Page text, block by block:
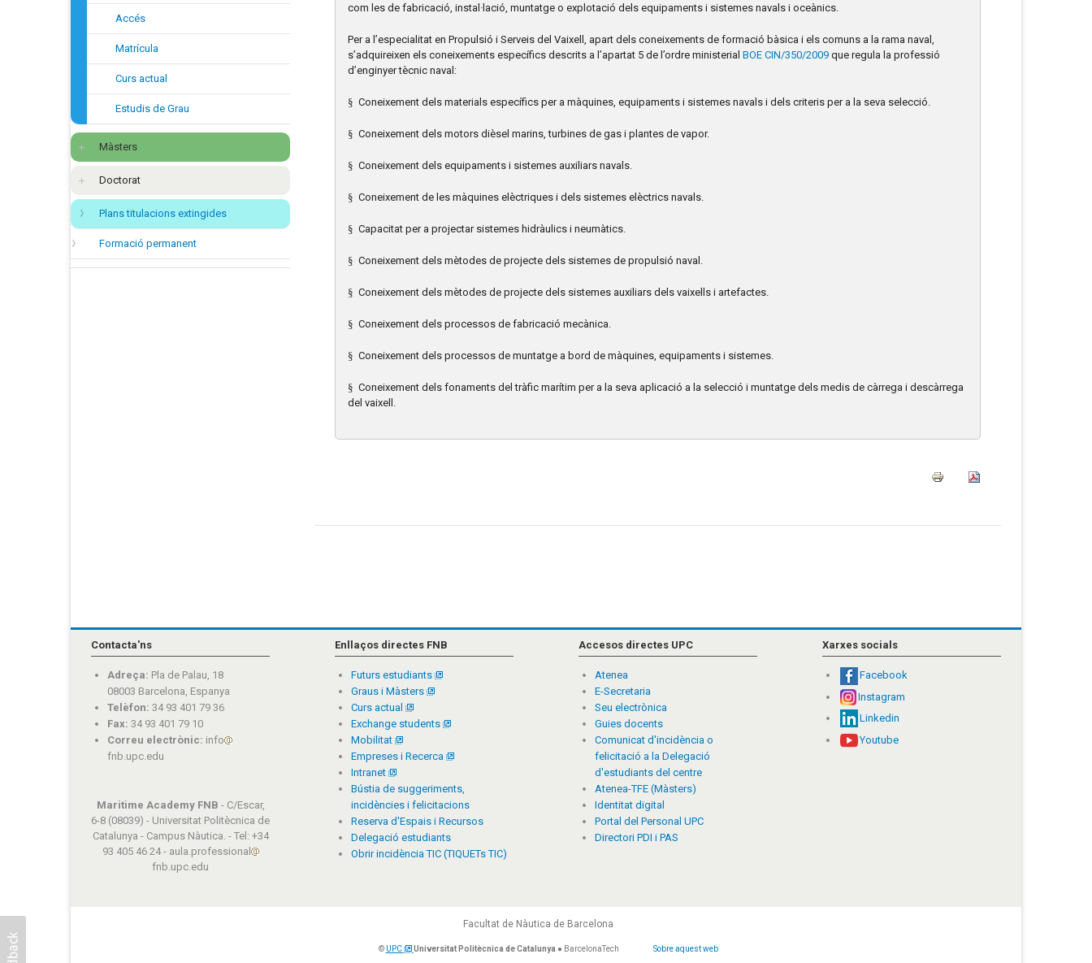
Accés
Matrícula
Curs actual
Estudis de Grau
Màsters
Doctorat
Plans titulacions extingides
Formació permanent
com les de fabricació, instal·lació, muntatge o explotació dels equipaments i sistemes navals i oceànics.
Per a l’especialitat en Propulsió i Serveis del Vaixell, apart dels coneixements de formació bàsica i els comuns a la rama naval,
s’adquireixen els coneixements específics descrits a l’apartat 5 de l’ordre ministerial BOE CIN/350/2009 que regula la professió
d’enginyer tècnic naval:
§ Coneixement dels materials específics per a màquines, equipaments i sistemes navals i dels criteris per a la seva selecció.
§ Coneixement dels motors dièsel marins, turbines de gas i plantes de vapor.
§ Coneixement dels equipaments i sistemes auxiliars navals.
§ Coneixement de les màquines elèctriques i dels sistemes elèctrics navals.
§ Capacitat per a projectar sistemes hidràulics i neumàtics.
§ Coneixement dels mètodes de projecte dels sistemes de propulsió naval.
§ Coneixement dels mètodes de projecte dels sistemes auxiliars dels vaixells i artefactes.
§ Coneixement dels processos de fabricació mecànica.
§ Coneixement dels processos de muntatge a bord de màquines, equipaments i sistemes.
§ Coneixement dels fonaments del tràfic marítim per a la seva aplicació a la selecció i muntatge dels medis de càrrega i descàrrega
del vaixell.
Contacta'ns
Adreça: Pla de Palau, 18
08003 Barcelona, Espanya
Telèfon: 34 93 401 79 36
Fax: 34 93 401 79 10
Correu electrònic: info
fnb.upc.edu
Maritime Academy FNB - C/Escar,
6-8 (08039) - Universitat Politècnica de
Catalunya - Campus Nàutica. - Tel: +34
93 405 46 24 - aula.professional
fnb.upc.edu
Enllaços directes FNB
Futurs estudiants
Graus i Màsters
Curs actual
Exchange students
Mobilitat
Empreses i Recerca
Intranet
Bústia de suggeriments,
incidències i felicitacions
Reserva d'Espais i Recursos
Delegació estudiants
Obrir incidència TIC (TIQUETs TIC)
Accesos directes UPC
Atenea
E-Secretaria
Seu electrònica
Guies docents
Comunicat d'incidència o
felicitació a la Delegació
d'estudiants del centre
Atenea-TFE (Màsters)
Identitat digital
Portal del Personal UPC
Directori PDI i PAS
Xarxes socials
Facebook
Instagram
Linkedin
Youtube
Facultat de Nàutica de Barcelona
© UPC Universitat Politècnica de Catalunya ● BarcelonaTech Sobre aquest web